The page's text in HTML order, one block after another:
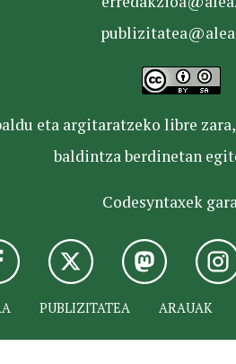
eta argitaratzeko libre
baldintza berdinetan
Codesyntaxek
PUBLIZITATEA ARAUAK